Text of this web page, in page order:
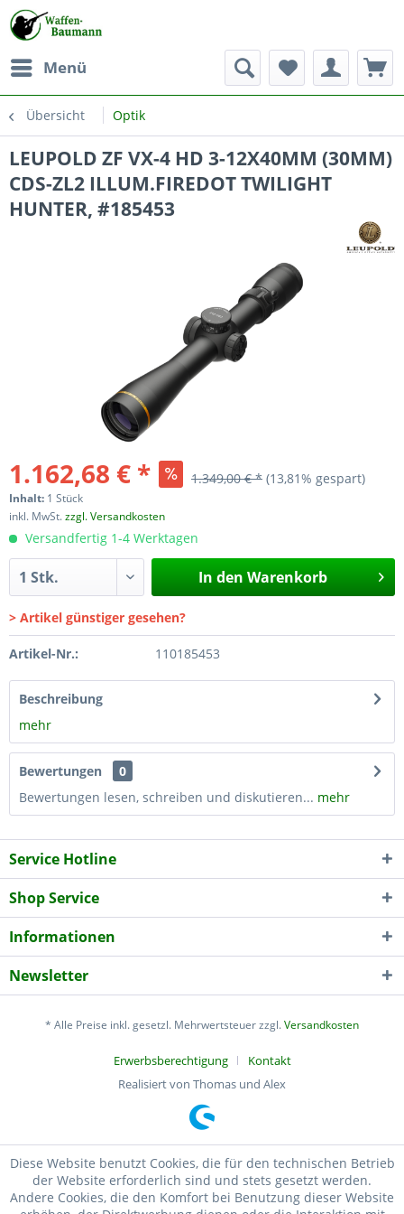
Menü
Übersicht Optik
LEUPOLD ZF VX-4 HD 3-12X40MM (30MM)
CDS-ZL2 ILLUM.FIREDOT TWILIGHT
HUNTER, #185453
1.162,68 € * 1.349,00 € * (13,81% gespart)
Inhalt: 1 Stück
inkl. MwSt.zzgl. Versandkosten
Versandfertig 1-4 Werktagen
In den Warenkorb
> Artikel günstiger gesehen?
Artikel-Nr.: 110185453
Beschreibung
mehr
Bewertungen
0
Bewertungen lesen, schreiben und diskutieren... mehr
Service Hotline
Shop Service
Informationen
Newsletter
* Alle Preise inkl. gesetzl. Mehrwertsteuer zzgl.Versandkosten
Erwerbsberechtigung
Kontakt
Realisiert von Thomas und Alex
Diese Website benutzt Cookies, die für den technischen Betrieb
der Website erforderlich sind und stets gesetzt werden.
Andere Cookies, die den Komfort bei Benutzung dieser Website